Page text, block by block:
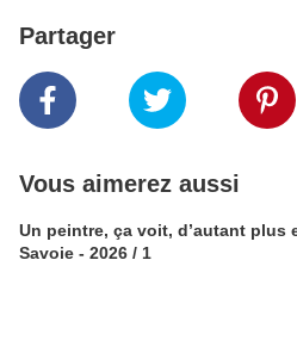
Partager
Vous aimerez aussi
Un peintre, ça voit, d’autant plus
Savoie - 2026 / 1